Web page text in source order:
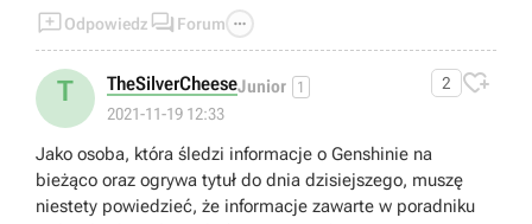
Odpowiedz  Forum 
T TheSilverCheeseJunior 1
2021-11-19 12:33
2 
Jako osoba, która śledzi informacje o Genshinie na
bieżąco oraz ogrywa tytuł do dnia dzisiejszego, muszę
niestety powiedzieć, że informacje zawarte w poradniku